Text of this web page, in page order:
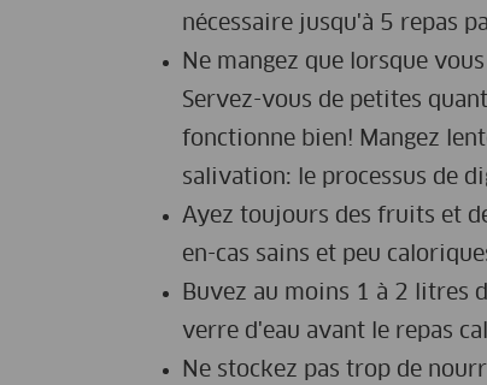
nécessaire jusqu'à 5 repas
Ne mangez que lorsque
Servez-vous de petites
fonctionne bien! Mangez
salivation: le processus de
Ayez toujours des fruits et
en-cas sains et peu
Buvez au moins 1 à 2 litres
verre d'eau avant le repas
Ne stockez pas trop de